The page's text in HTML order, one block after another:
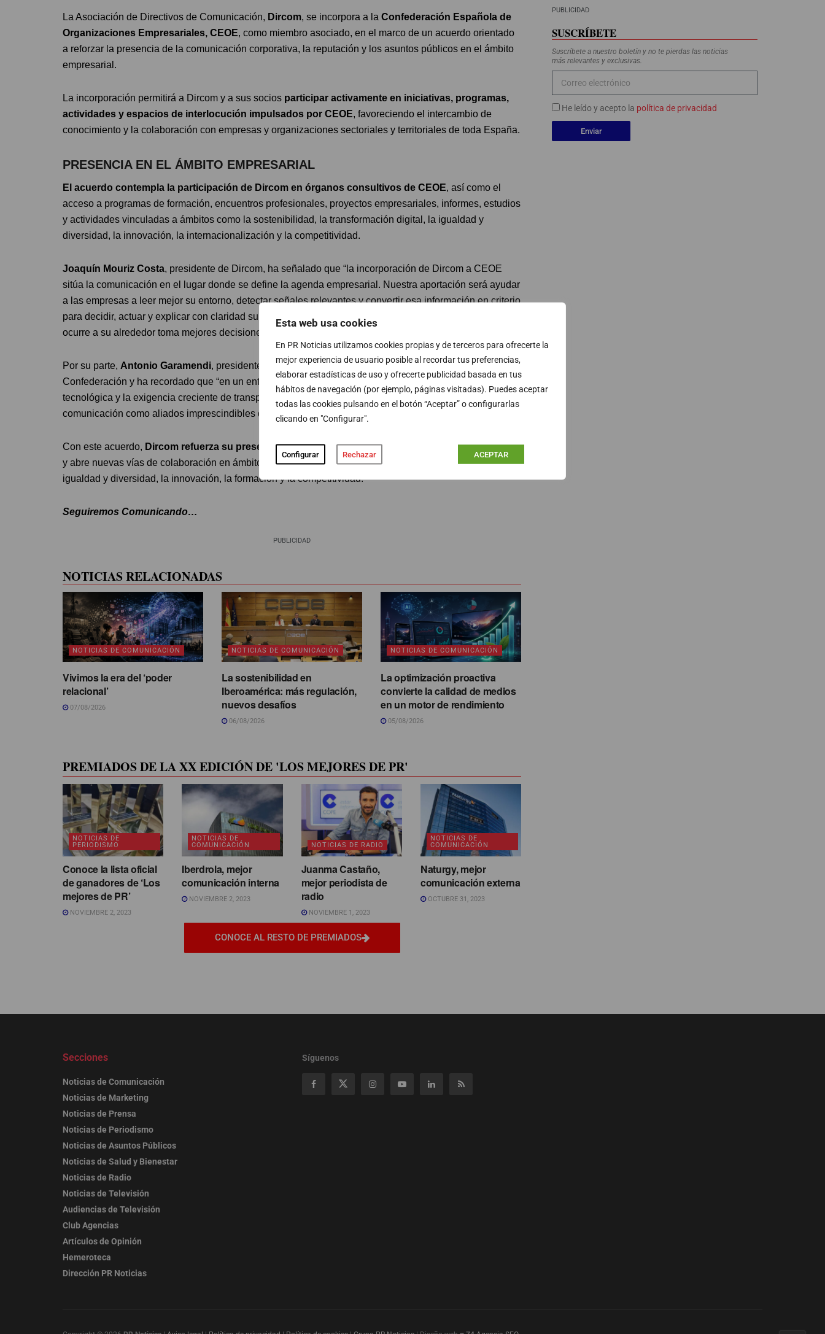
Esta web usa cookies
En PR Noticias utilizamos cookies propias y de terceros para ofrecerte la
mejor experiencia de usuario posible al recordar tus preferencias,
elaborar estadísticas de uso y ofrecerte publicidad basada en tus
hábitos de navegación (por ejemplo, páginas visitadas). Puedes aceptar
todas las cookies pulsando en el botón “Aceptar” o configurarlas
clicando en "Configurar".
Configurar Rechazar ACEPTAR
La Asociación de Directivos de Comunicación, Dircom, se incorpora a la Confederación Española de
Organizaciones Empresariales, CEOE, como miembro asociado, en el marco de un acuerdo orientado
a reforzar la presencia de la comunicación corporativa, la reputación y los asuntos públicos en el ámbito
empresarial.
La incorporación permitirá a Dircom y a sus socios participar activamente en iniciativas, programas,
actividades y espacios de interlocución impulsados por CEOE, favoreciendo el intercambio de
conocimiento y la colaboración con empresas y organizaciones sectoriales y territoriales de toda España.
PRESENCIA EN EL ÁMBITO EMPRESARIAL
El acuerdo contempla la participación de Dircom en órganos consultivos de CEOE, así como el
acceso a programas de formación, encuentros profesionales, proyectos empresariales, informes, estudios
y actividades vinculadas a ámbitos como la sostenibilidad, la transformación digital, la igualdad y
diversidad, la innovación, la internacionalización y la competitividad.
Joaquín Mouriz Costa, presidente de Dircom, ha señalado que “la incorporación de Dircom a CEOE
sitúa la comunicación en el lugar donde se define la agenda empresarial. Nuestra aportación será ayudar
a las empresas a leer mejor su entorno, detectar señales relevantes y convertir esa información en criterio
para decidir, actuar y explicar con claridad su contribución. Una organización que entiende mejor lo que
ocurre a su alrededor toma mejores decisiones”.
Por su parte, Antonio Garamendi, presidente de CEOE, ha celebrado la incorporación de Dircom a la
Confederación y ha recordado que “en un entorno marcado por la incertidumbre, la transformación
tecnológica y la exigencia creciente de transparencia, es fundamental contar con los profesionales de la
comunicación como aliados imprescindibles de la gestión empresarial”.
Con este acuerdo, Dircom refuerza su presencia institucional en el ecosistema empresarial español
y abre nuevas vías de colaboración en ámbitos como la sostenibilidad, la transformación digital, la
igualdad y diversidad, la innovación, la formación y la competitividad.
Seguiremos Comunicando…
PUBLICIDAD
NOTICIAS RELACIONADAS
NOTICIAS DE COMUNICACIÓN
Vivimos la era del ‘poder
relacional’
07/08/2026
NOTICIAS DE COMUNICACIÓN
La sostenibilidad en
Iberoamérica: más regulación,
nuevos desafíos
06/08/2026
NOTICIAS DE COMUNICACIÓN
La optimización proactiva
convierte la calidad de medios
en un motor de rendimiento
05/08/2026
PREMIADOS DE LA XX EDICIÓN DE 'LOS MEJORES DE PR'
NOTICIAS DE
PERIODISMO
Conoce la lista oficial
de ganadores de ‘Los
mejores de PR’
NOVIEMBRE 2, 2023
NOTICIAS DE
COMUNICACIÓN
Iberdrola, mejor
comunicación interna
NOVIEMBRE 2, 2023
NOTICIAS DE RADIO
Juanma Castaño,
mejor periodista de
radio
NOVIEMBRE 1, 2023
NOTICIAS DE
COMUNICACIÓN
Naturgy, mejor
comunicación externa
OCTUBRE 31, 2023
CONOCE AL RESTO DE PREMIADOS
PUBLICIDAD
SUSCRÍBETE
Suscríbete a nuestro boletín y no te pierdas las noticias
más relevantes y exclusivas.
He leído y acepto la política de privacidad
Enviar
Secciones
Noticias de Comunicación
Noticias de Marketing
Noticias de Prensa
Noticias de Periodismo
Noticias de Asuntos Públicos
Noticias de Salud y Bienestar
Noticias de Radio
Noticias de Televisión
Audiencias de Televisión
Club Agencias
Artículos de Opinión
Hemeroteca
Dirección PR Noticias
Síguenos